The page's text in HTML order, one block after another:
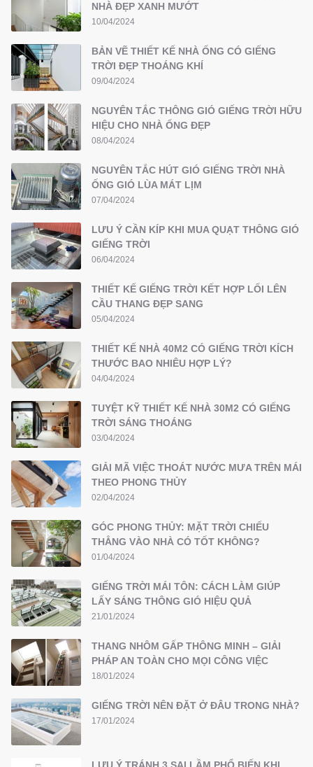
NHÀ ĐẸP XANH MƯỚT
10/04/2024
BẢN VẼ THIẾT KẾ NHÀ ỐNG CÓ GIẾNG
TRỜI ĐẸP THOÁNG KHÍ
09/04/2024
NGUYÊN TẮC THÔNG GIÓ GIẾNG TRỜI HỮU
HIỆU CHO NHÀ ỐNG ĐẸP
08/04/2024
NGUYÊN TẮC HÚT GIÓ GIẾNG TRỜI NHÀ
ỐNG GIÓ LÙA MÁT LỊM
07/04/2024
LƯU Ý CẦN KÍP KHI MUA QUẠT THÔNG GIÓ
GIẾNG TRỜI
06/04/2024
THIẾT KẾ GIẾNG TRỜI KẾT HỢP LỐI LÊN
CẦU THANG ĐẸP SANG
05/04/2024
THIẾT KẾ NHÀ 40M2 CÓ GIẾNG TRỜI KÍCH
THƯỚC BAO NHIÊU HỢP LÝ?
04/04/2024
TUYỆT KỸ THIẾT KẾ NHÀ 30M2 CÓ GIẾNG
TRỜI SÁNG THOÁNG
03/04/2024
GIẢI MÃ VIỆC THOÁT NƯỚC MƯA TRÊN MÁI
THEO PHONG THỦY
02/04/2024
GÓC PHONG THỦY: MẶT TRỜI CHIẾU
THẲNG VÀO NHÀ CÓ TỐT KHÔNG?
01/04/2024
GIẾNG TRỜI MÁI TÔN: CÁCH LÀM GIÚP
LẤY SÁNG THÔNG GIÓ HIỆU QUẢ
21/01/2024
THANG NHÔM GẤP THÔNG MINH – GIẢI
PHÁP AN TOÀN CHO MỌI CÔNG VIỆC
18/01/2024
GIẾNG TRỜI NÊN ĐẶT Ở ĐÂU TRONG NHÀ?
17/01/2024